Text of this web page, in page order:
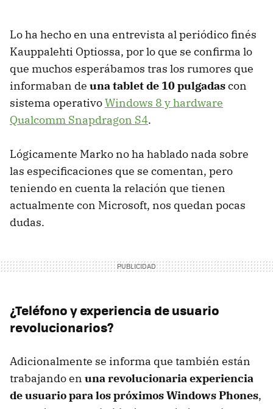
Lo ha hecho en una entrevista al periódico finés
Kauppalehti Optiossa, por lo que se confirma lo
que muchos esperábamos tras los rumores que
informaban de una tablet de 10 pulgadascon
sistema operativoWindows 8 y hardware
Qualcomm Snapdragon S4.
Lógicamente Marko no ha hablado nada sobre
las especificaciones que se comentan, pero
teniendo en cuenta la relación que tienen
actualmente con Microsoft, nos quedan pocas
dudas.
¿Teléfono y experiencia de usuario
revolucionarios?
Adicionalmente se informa que también están
trabajando en una revolucionaria experiencia
de usuario para los próximos Windows Phones,